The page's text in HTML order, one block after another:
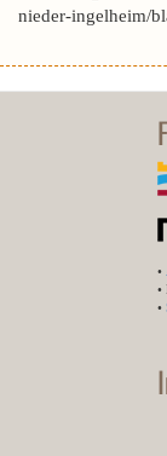
nieder-ingelheim/
•
•
•